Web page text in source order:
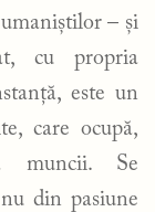
– și
cu propria
este un
care ocupă,
muncii. Se
din pasiune